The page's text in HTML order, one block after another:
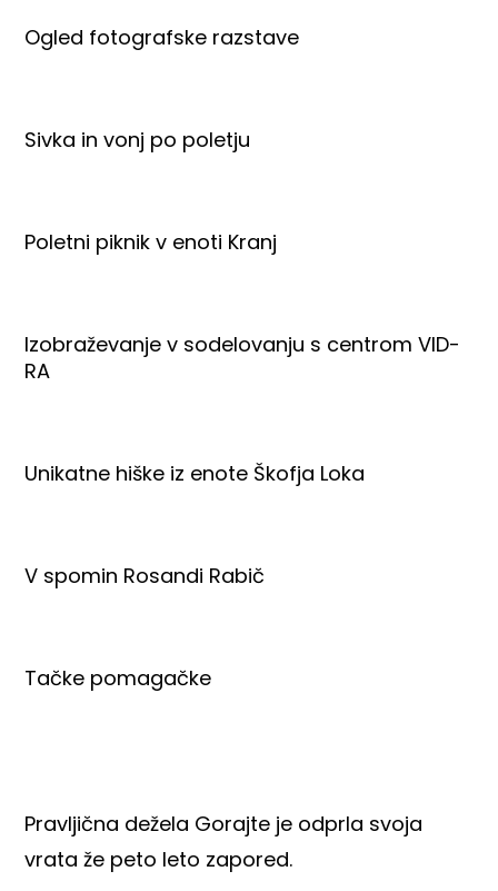
Ogled fotografske razstave
Sivka in vonj po poletju
Poletni piknik v enoti Kranj
Izobraževanje v sodelovanju s centrom VID-
RA
Unikatne hiške iz enote Škofja Loka
V spomin Rosandi Rabič
Tačke pomagačke
Pravljična dežela Gorajte je odprla svoja
vrata že peto leto zapored.